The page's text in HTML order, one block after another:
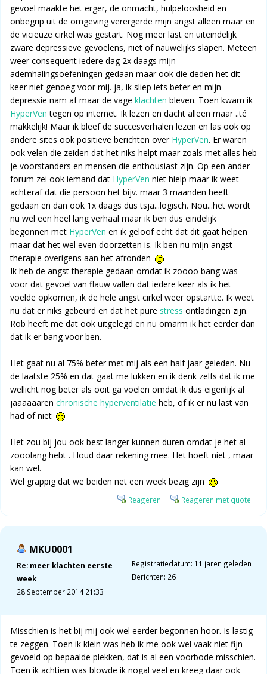
gevoel maakte het erger, de onmacht, hulpeloosheid en
onbegrip uit de omgeving verergerde mijn angst alleen maar en
de vicieuze cirkel was gestart. Nog meer last en uiteindelijk
zware depressieve gevoelens, niet of nauwelijks slapen. Meteen
weer consequent iedere dag 2x daags mijn
ademhalingsoefeningen gedaan maar ook die deden het dit
keer niet genoeg voor mij. ja, ik sliep iets beter en mijn
depressie nam af maar de vage klachten bleven. Toen kwam ik
HyperVen tegen op internet. Ik lezen en dacht alleen maar ..té
makkelijk! Maar ik bleef de succesverhalen lezen en las ook op
andere sites ook positieve berichten over HyperVen. Er waren
ook velen die zeiden dat het niks helpt maar zoals met alles heb
je voorstanders en mensen die enthousiast zijn. Op een ander
forum zei ook iemand dat HyperVen niet hielp maar ik weet
achteraf dat die persoon het bijv. maar 3 maanden heeft
gedaan en dan ook 1x daags dus tsja...logisch. Nou...het wordt
nu wel een heel lang verhaal maar ik ben dus eindelijk
begonnen met HyperVen en ik geloof echt dat dit gaat helpen
maar dat het wel even doorzetten is. Ik ben nu mijn angst
therapie overigens aan het afronden
Ik heb de angst therapie gedaan omdat ik zoooo bang was
voor dat gevoel van flauw vallen dat iedere keer als ik het
voelde opkomen, ik de hele angst cirkel weer opstartte. Ik weet
nu dat er niks gebeurd en dat het pure stress ontladingen zijn.
Rob heeft me dat ook uitgelegd en nu omarm ik het eerder dan
dat ik er bang voor ben.
Het gaat nu al 75% beter met mij als een half jaar geleden. Nu
de laatste 25% en dat gaat me lukken en ik denk zelfs dat ik me
wellicht nog beter als ooit ga voelen omdat ik dus eigenlijk al
jaaaaaaren chronische hyperventilatie heb, of ik er nu last van
had of niet
Het zou bij jou ook best langer kunnen duren omdat je het al
zooolang hebt . Houd daar rekening mee. Het hoeft niet , maar
kan wel.
Wel grappig dat we beiden net een week bezig zijn
Reageren Reageren met quote
MKU0001
Re: meer klachten eerste
week
28 September 2014 21:33
Registratiedatum: 11 jaren geleden
Berichten: 26
Misschien is het bij mij ook wel eerder begonnen hoor. Is lastig
te zeggen. Toen ik klein was heb ik me ook wel vaak niet fijn
gevoeld op bepaalde plekken, dat is al een voorbode misschien.
Toen ik achtien was blowde ik nogal veel en kreeg daar ook